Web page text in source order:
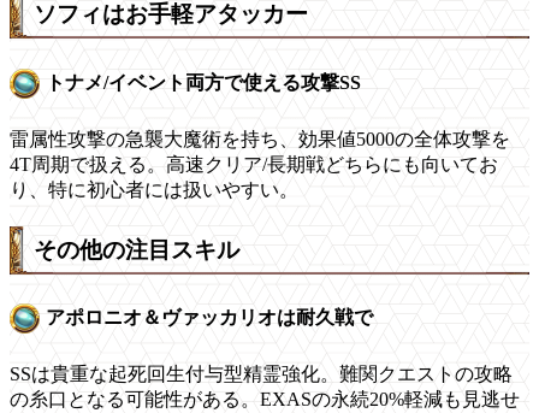
ソフィはお手軽アタッカー
トナメ/イベント両方で使える攻撃SS
雷属性攻撃の急襲大魔術を持ち、効果値5000の全体攻撃を
4T周期で扱える。高速クリア/長期戦どちらにも向いてお
り、特に初心者には扱いやすい。
その他の注目スキル
アポロニオ＆ヴァッカリオは耐久戦で
SSは貴重な起死回生付与型精霊強化。難関クエストの攻略
の糸口となる可能性がある。EXASの永続20%軽減も見逃せ